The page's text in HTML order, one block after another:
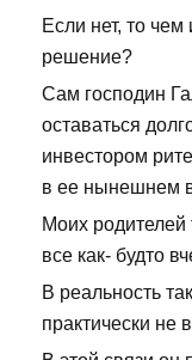
Если нет, то
решение?
Сам господин
оставаться
инвестором
в ее нынешнем
Моих
все как- будто
В реальность
практически не